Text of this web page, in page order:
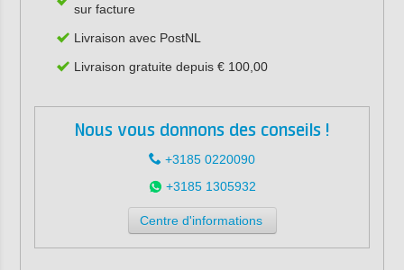
sur facture
Livraison avec PostNL
Livraison gratuite depuis € 100,00
Nous vous donnons des conseils !
+3185 0220090
+3185 1305932
Centre d'informations